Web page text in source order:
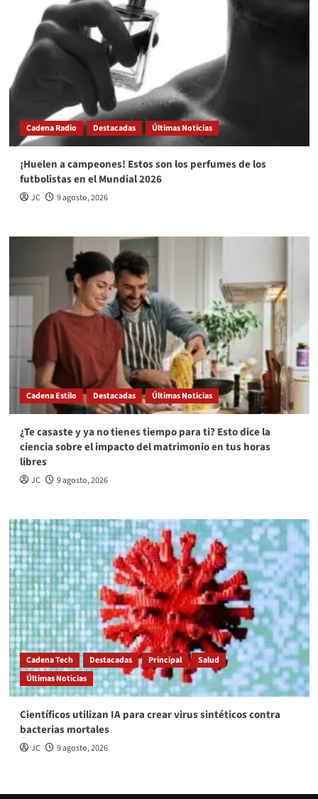
Cadena Radio Destacadas Últimas Noticias
¡Huelen a campeones! Estos son los perfumes de los
futbolistas en el Mundial 2026
JC 9 agosto, 2026
Cadena Estilo Destacadas Últimas Noticias
¿Te casaste y ya no tienes tiempo para ti? Esto dice la
ciencia sobre el impacto del matrimonio en tus horas
libres
JC 9 agosto, 2026
Cadena Tech Destacadas Principal
Salud
Últimas Noticias
Científicos utilizan IA para crear virus sintéticos contra
bacterias mortales
JC 9 agosto, 2026